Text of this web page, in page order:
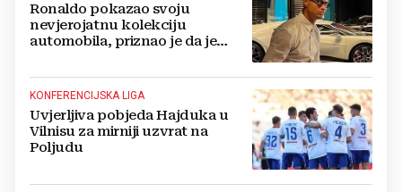
Ronaldo pokazao svoju
nevjerojatnu kolekciju
automobila, priznao je da je
KONFERENCIJSKA LIGA
Uvjerljiva pobjeda Hajduka u
Vilnisu za mirniji uzvrat na
Poljudu